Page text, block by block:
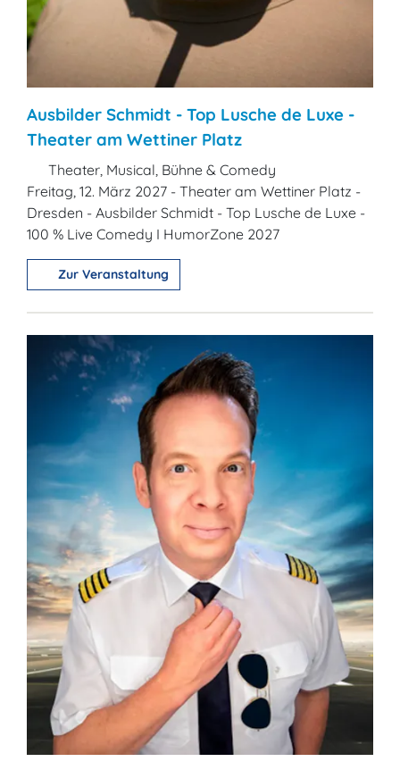
Ausbilder Schmidt - Top Lusche de Luxe -
Theater am Wettiner Platz
Theater, Musical, Bühne & Comedy
Freitag, 12. März 2027 - Theater am Wettiner Platz -
Dresden - Ausbilder Schmidt - Top Lusche de Luxe -
100 % Live Comedy I HumorZone 2027
Zur Veranstaltung